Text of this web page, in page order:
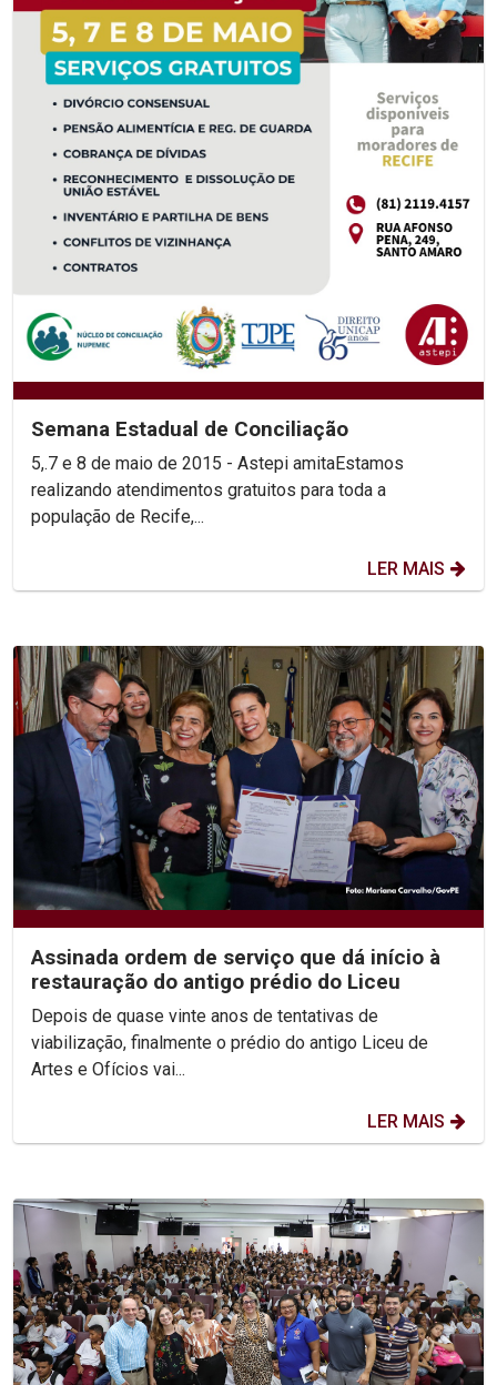
Semana Estadual de Conciliação
5,.7 e 8 de maio de 2015 - Astepi amitaEstamos
realizando atendimentos gratuitos para toda a
população de Recife,...
LER MAIS
Assinada ordem de serviço que dá início à
restauração do antigo prédio do Liceu
Depois de quase vinte anos de tentativas de
viabilização, finalmente o prédio do antigo Liceu de
Artes e Ofícios vai...
LER MAIS